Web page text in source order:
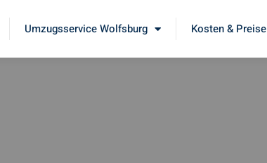
Umzugsservice Wolfsburg Kosten & Preise